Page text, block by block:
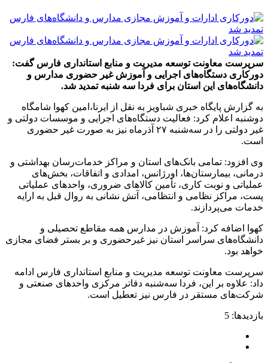
سرپرست معاونت توسعه مدیریت و منابع استانداری فارس گفت:
دورکاری دستگاه‌های اجرایی و آموزش غیر حضوری مدارس و
دانشگاه‌های این استان برای فردا سه شنبه تمدید شد.
به گزارش پایگاه خبری شباویز به نقل از ایرنا،امین کهوا شامگاه
دوشنبه اعلام کرد: فعالیت دستگاه‌های اجرایی و موسسات دولتی و
غیر دولتی را در سه‌شنبه ۲۷ آذرماه نیز به صورت غیر حضوری
است.
وی افزود: تمامی بانک‌های استان و مراکز خدمات‌رسان بهداشتی و
درمانی، بیمارستان‌ها، اورژانس، امدادی و اتفاقات، بخش‌های
عملیاتی و نوبت کاری، تأمین کالاهای ضروری، واحدهای عملیاتی
پست، مراکز نظامی و انتظامی، آتش نشانی به روال قبل به ارایه
خدمات می‌پردازند.
کهوا اضافه کرد: آموزش در مدارس همه مقاطع تحصیلی و
دانشگاه‌های سراسر استان نیز غیرحضوری و بر بستر فضای مجازی
خواهد بود.
سرپرست معاونت توسعه مدیریت و منابع استانداری فارس ادامه
داد: علاوه بر این، فردا سه‌شنبه دفاتر مرکزی واحدهای صنعتی و
شرکت‌های مستقر در فارس نیز تعطیل است.
بازدیدها: 5